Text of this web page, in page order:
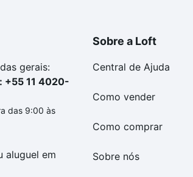
gerais:
+55 11 4020-
das 9:00 às
aluguel em
Sobre a Loft
Central de Ajuda
Como vender
Como comprar
Sobre nós